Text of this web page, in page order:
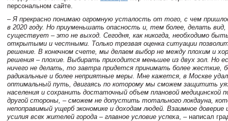
персональном сайте.
– Я прекрасно понимаю огромную усталость от того, с чем
в 2020 году. Но приуменьшать опасность и, тем более, делать
существует – это не выход. Сегодня, как никогда, необходимо
открытыми и честными. Только трезвая оценка ситуации
решение. В конечном счете, мы делаем выбор не между плохим и
решения – плохие. Выбирать приходится меньшее из двух зол. Но
ничего не делать, то завтра придется принимать более жесткие,
радикальные и более неприятные меры. Мне кажется, в Москве
оптимальный путь, двигаясь по которому мы сможем защитить
населения и сохранить достаточный объем плановой медицинской
другой стороны, – сможем не допустить тотального локдауна,
непоправимый ущерб экономике и доходам людей. Взаимное
усилия всех жителей города – главное условие успеха , – написал